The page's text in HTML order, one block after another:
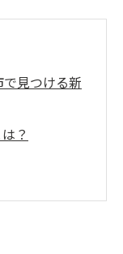
見つける新
？
ト